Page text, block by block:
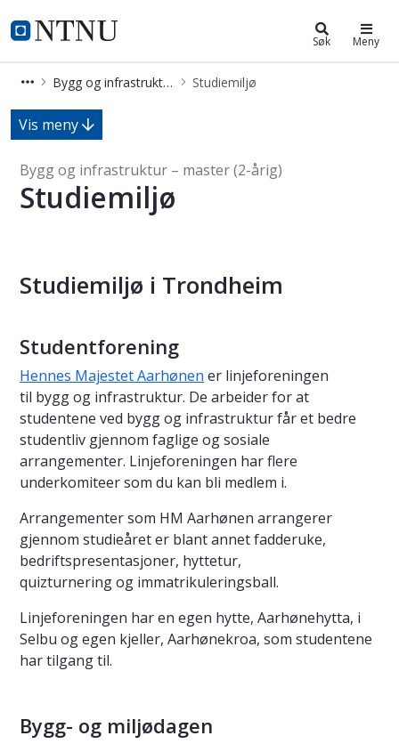
NTNU Hjemmeside
Bygg og infrastruktur – master (2-
Søk Meny
Bygg og infrastruktur – master (2-årig) Studiemiljø
Studiemiljø - Bygg og infrastruktur
Vis meny
Bygg og infrastruktur – master (2-årig)
Studiemiljø
Studiemiljø i Trondheim
Studentforening
Hennes Majestet Aarhønen er linjeforeningen
til bygg og infrastruktur. De arbeider for at
studentene ved bygg og infrastruktur får et bedre
studentliv gjennom faglige og sosiale
arrangementer. Linjeforeningen har flere
underkomiteer som du kan bli medlem i.
Arrangementer som HM Aarhønen arrangerer
gjennom studieåret er blant annet fadderuke,
bedriftspresentasjoner, hyttetur,
quizturnering og immatrikuleringsball.
Linjeforeningen har en egen hytte, Aarhønehytta, i
Selbu og egen kjeller, Aarhønekroa, som studentene
har tilgang til.
Bygg- og miljødagen